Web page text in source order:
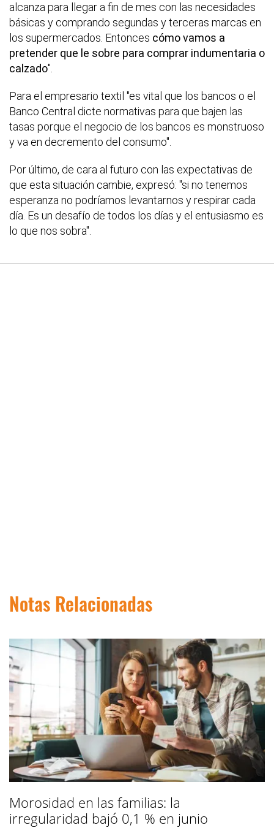
alcanza para llegar a fin de mes con las necesidades
básicas y comprando segundas y terceras marcas en
los supermercados. Entonces cómo vamos a
pretender que le sobre para comprar indumentaria o
calzado".
Para el empresario textil "es vital que los bancos o el
Banco Central dicte normativas para que bajen las
tasas porque el negocio de los bancos es monstruoso
y va en decremento del consumo".
Por último, de cara al futuro con las expectativas de
que esta situación cambie, expresó: "si no tenemos
esperanza no podríamos levantarnos y respirar cada
día. Es un desafío de todos los días y el entusiasmo es
lo que nos sobra".
Notas Relacionadas
Morosidad en las familias: la
irregularidad bajó 0,1 % en junio